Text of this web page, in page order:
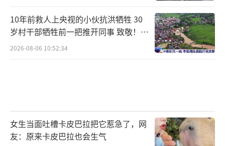
10年前救人上央视的小伙抗洪牺牲 30
岁村干部牺牲前一把推开同事 致敬！送
别！
2026-08-06 10:52:34
女生当面吐槽卡皮巴拉把它惹急了，网
友：原来卡皮巴拉也会生气